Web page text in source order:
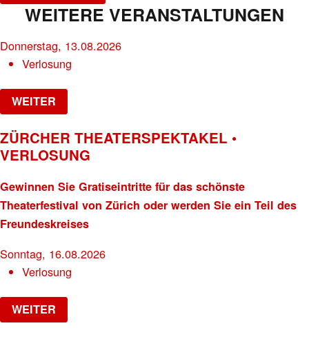
WEITERE VERANSTALTUNGEN
Donnerstag, 13.08.2026
Verlosung
WEITER
ZÜRCHER THEATERSPEKTAKEL •
VERLOSUNG
Gewinnen Sie Gratiseintritte für das schönste
Theaterfestival von Zürich oder werden Sie ein Teil des
Freundeskreises
Sonntag, 16.08.2026
Verlosung
WEITER